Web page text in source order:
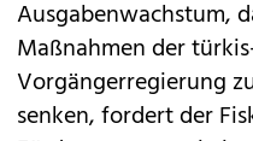
Ausgabenwachstum,
Maßnahmen der
Vorgängerregierung
senken, fordert der